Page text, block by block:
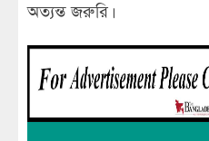
অত্যন্ত জরুরি।